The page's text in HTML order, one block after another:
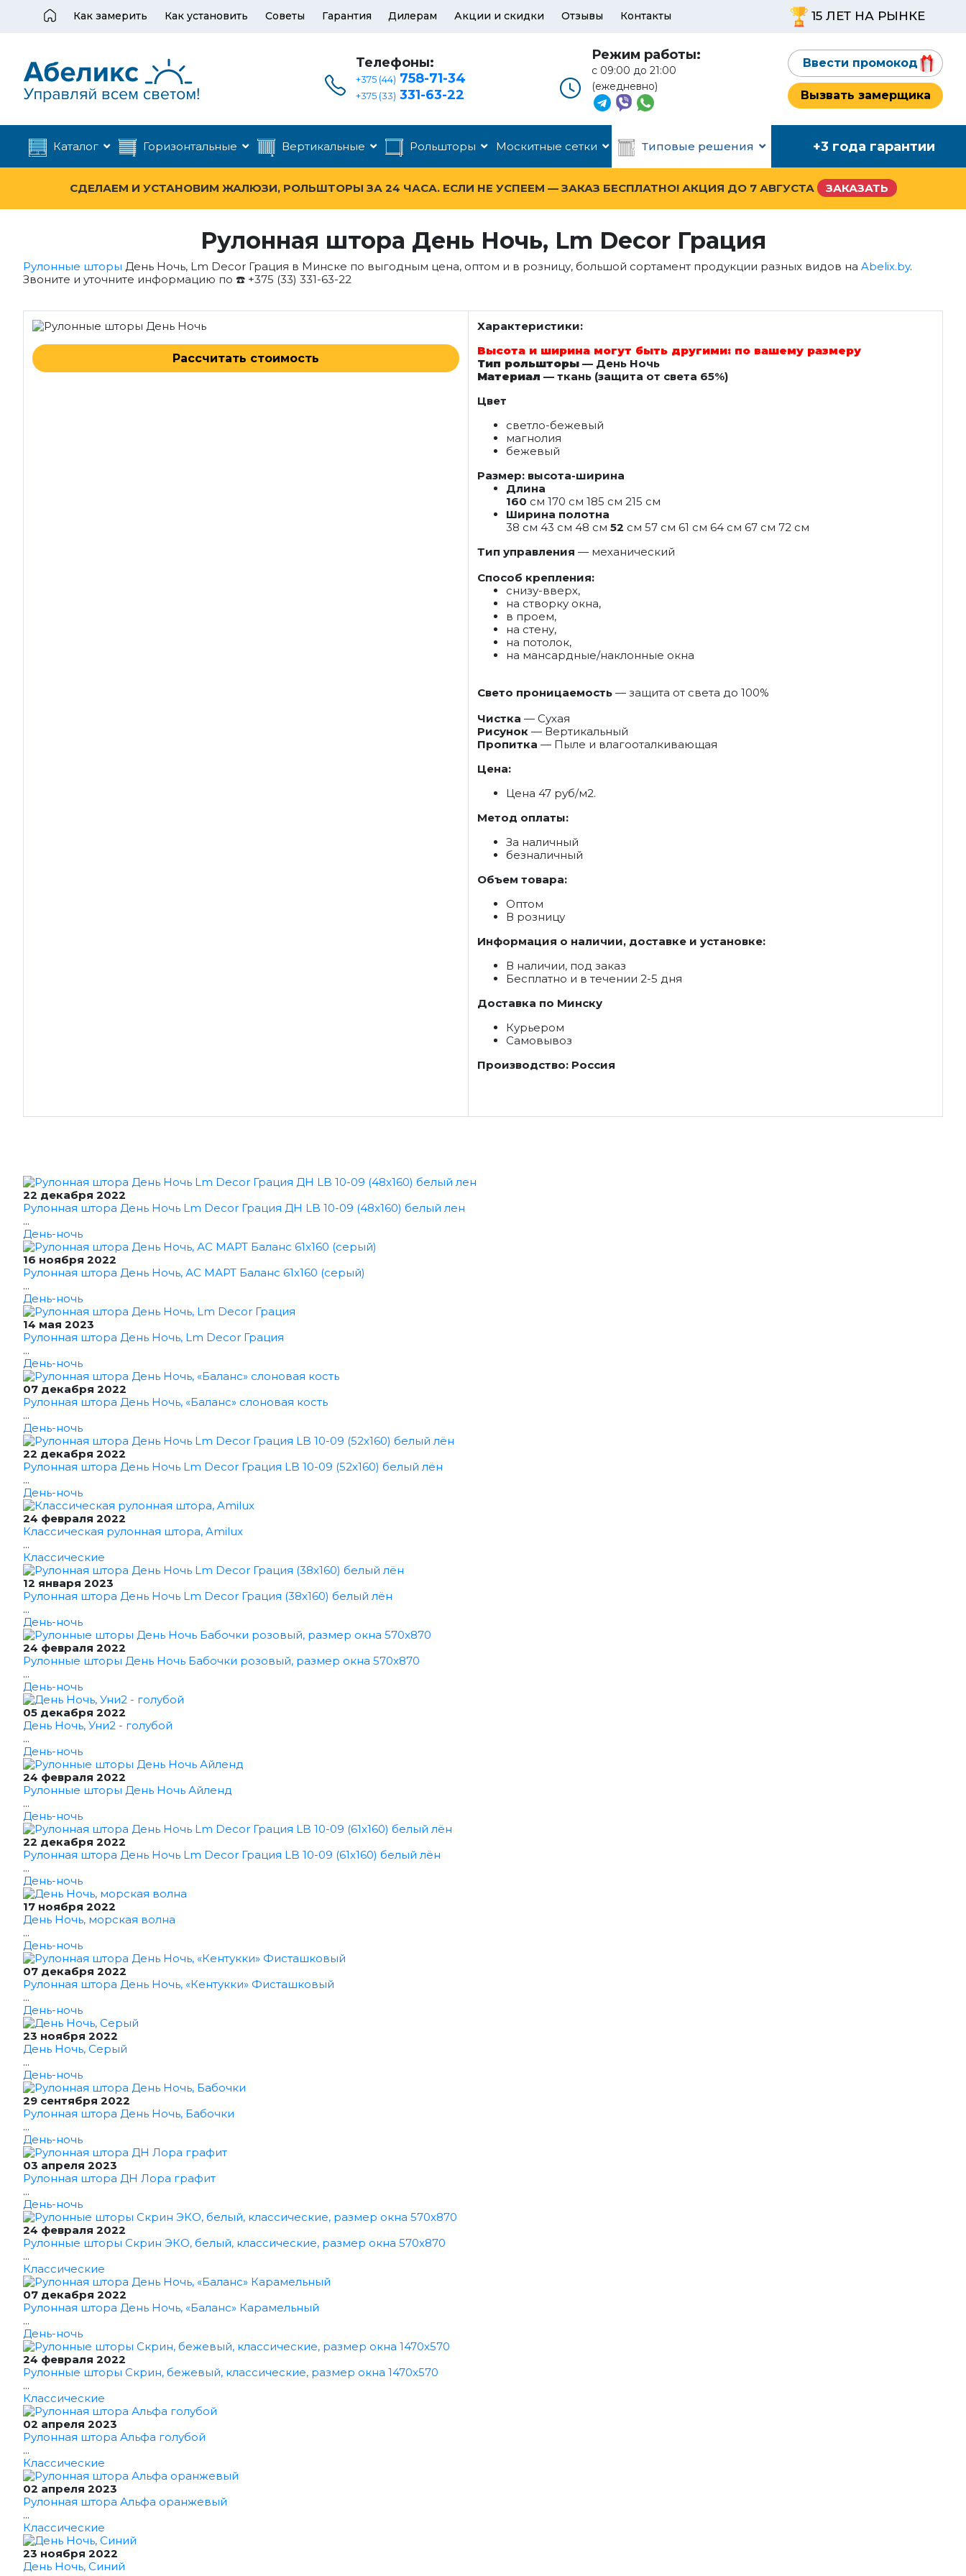
Как замерить Как установить Советы Гарантия Дилерам Акции и скидки Отзывы Контакты 15 ЛЕТ НА РЫНКЕ
Телефоны:
+375 (44) 758-71-34
+375 (33) 331-63-22
Режим работы:
с 09:00 до 21:00
(ежедневно)
Ввести промокод
Вызвать замерщика
Каталог Горизонтальные Вертикальные Рольшторы Москитные сетки Типовые решения +3 года гарантии
СДЕЛАЕМ И УСТАНОВИМ ЖАЛЮЗИ, РОЛЬШТОРЫ ЗА 24 ЧАСА. ЕСЛИ НЕ УСПЕЕМ — ЗАКАЗ БЕСПЛАТНО! АКЦИЯ ДО 7 АВГУСТА ЗАКАЗАТЬ
Рулонная штора День Ночь, Lm Decor Грация
Рулонные шторы День Ночь, Lm Decor Грация в Минске по выгодным цена, оптом и в розницу, большой сортамент продукции разных видов на Abelix.by.
Звоните и уточните информацию по ☎️ +375 (33) 331-63-22
Рассчитать стоимость
Характеристики:
Высота и ширина могут быть другими: по вашему размеру
Тип рольшторы — День Ночь
Материал — ткань (защита от света 65%)
Цвет
светло-бежевый
магнолия
бежевый
Размер: высота-ширина
Длина
160 см 170 см 185 см 215 см
Ширина полотна
38 см 43 см 48 см 52 см 57 см 61 см 64 см 67 см 72 см
Тип управления — механический
Способ крепления:
снизу-вверх,
на створку окна,
в проем,
на стену,
на потолок,
на мансардные/наклонные окна
Свето проницаемость — защита от света до 100%
Чистка — Сухая
Рисунок — Вертикальный
Пропитка — Пыле и влагооталкивающая
Цена:
Цена 47 руб/м2.
Метод оплаты:
За наличный
безналичный
Объем товара:
Оптом
В розницу
Информация о наличии, доставке и установке:
В наличии, под заказ
Бесплатно и в течении 2-5 дня
Доставка по Минску
Курьером
Самовывоз
Производство: Россия
22 декабря 2022
Рулонная штора День Ночь Lm Decor Грация ДН LB 10-09 (48x160) белый лен
...
День-ночь
16 ноября 2022
Рулонная штора День Ночь, АС МАРТ Баланс 61x160 (серый)
...
День-ночь
14 мая 2023
Рулонная штора День Ночь, Lm Decor Грация
...
День-ночь
07 декабря 2022
Рулонная штора День Ночь, «Баланс» слоновая кость
...
День-ночь
22 декабря 2022
Рулонная штора День Ночь Lm Decor Грация LB 10-09 (52x160) белый лён
...
День-ночь
24 февраля 2022
Классическая рулонная штора, Amilux
...
Классические
12 января 2023
Рулонная штора День Ночь Lm Decor Грация (38x160) белый лён
...
День-ночь
24 февраля 2022
Рулонные шторы День Ночь Бабочки розовый, размер окна 570x870
...
День-ночь
05 декабря 2022
День Ночь, Уни2 - голубой
...
День-ночь
24 февраля 2022
Рулонные шторы День Ночь Айленд
...
День-ночь
22 декабря 2022
Рулонная штора День Ночь Lm Decor Грация LB 10-09 (61x160) белый лён
...
День-ночь
17 ноября 2022
День Ночь, морская волна
...
День-ночь
07 декабря 2022
Рулонная штора День Ночь, «Кентукки» Фисташковый
...
День-ночь
23 ноября 2022
День Ночь, Серый
...
День-ночь
29 сентября 2022
Рулонная штора День Ночь, Бабочки
...
День-ночь
03 апреля 2023
Рулонная штора ДН Лора графит
...
День-ночь
24 февраля 2022
Рулонные шторы Скрин ЭКО, белый, классические, размер окна 570x870
...
Классические
07 декабря 2022
Рулонная штора День Ночь, «Баланс» Карамельный
...
День-ночь
24 февраля 2022
Рулонные шторы Скрин, бежевый, классические, размер окна 1470x570
...
Классические
02 апреля 2023
Рулонная штора Альфа голубой
...
Классические
02 апреля 2023
Рулонная штора Альфа оранжевый
...
Классические
23 ноября 2022
День Ночь, Синий